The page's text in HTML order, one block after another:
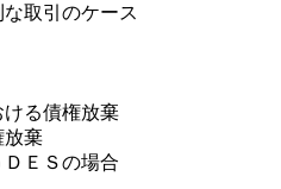
引のケース
る債権放棄
棄
Ｓの場合